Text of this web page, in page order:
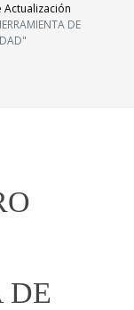
Actualización
DE
DE